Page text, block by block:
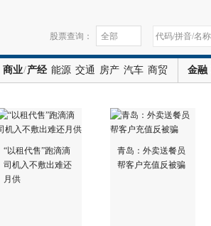
股票查询：
商业/产经 能源 交通 房产 汽车 商贸 金融
“以租代售”跑滴滴
司机入不敷出难还
月供
青岛：外卖送餐员
帮客户充值反被骗